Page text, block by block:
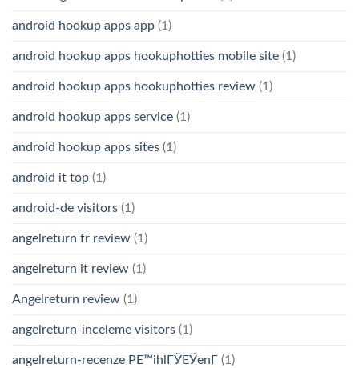
android hookup apps app (1)
android hookup apps hookuphotties mobile site (1)
android hookup apps hookuphotties review (1)
android hookup apps service (1)
android hookup apps sites (1)
android it top (1)
android-de visitors (1)
angelreturn fr review (1)
angelreturn it review (1)
Angelreturn review (1)
angelreturn-inceleme visitors (1)
angelreturn-recenze PЕ™ihlГЎЕЎenГ­ (1)